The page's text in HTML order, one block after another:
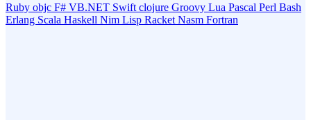
Ruby objc F# VB.NET Swift clojure Groovy Lua Pascal Perl Bash
Erlang Scala Haskell Nim Lisp Racket Nasm Fortran